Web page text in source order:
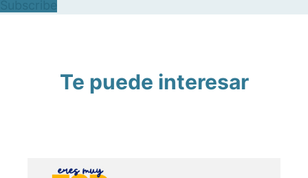
Te puede interesar